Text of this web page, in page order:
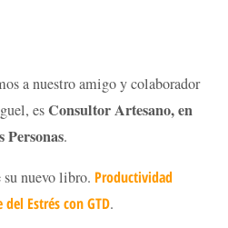
a nuestro amigo y colaborador
esConsultor Artesano, en
Personas.
su nuevo libro. Productividad
Estrés con GTD.